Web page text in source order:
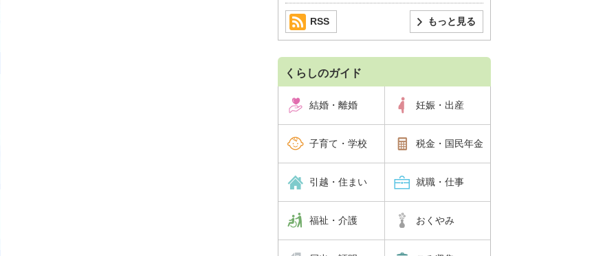
もっと見る
RSS
くらしのガイド
結婚・離婚 妊娠・出産
子育て・学校 税金・国民年金
引越・住まい 就職・仕事
福祉・介護 おくやみ